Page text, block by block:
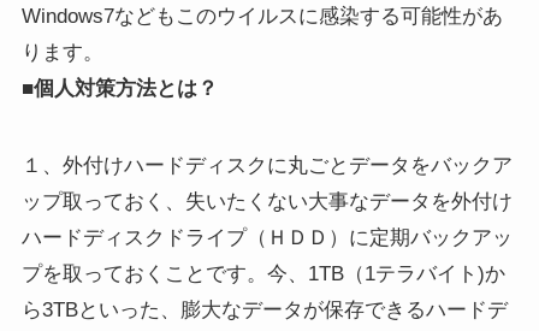
Windows7などもこのウイルスに感染する可能性があ
ります。
■個人対策方法とは？
１、外付けハードディスクに丸ごとデータをバックア
ップ取っておく、失いたくない大事なデータを外付け
ハードディスクドライプ（ＨＤＤ）に定期バックアッ
プを取っておくことです。今、1TB（1テラバイト)か
ら3TBといった、膨大なデータが保存できるハードデ